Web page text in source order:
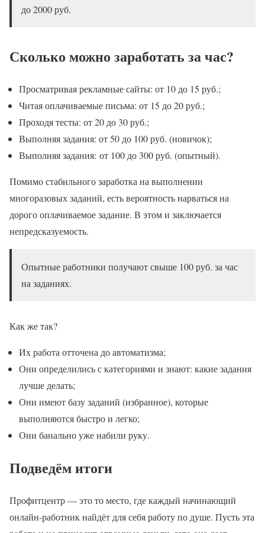
до 2000 руб.
Сколько можно заработать за час?
Просматривая рекламные сайты: от 10 до 15 руб.;
Читая оплачиваемые письма: от 15 до 20 руб.;
Проходя тесты: от 20 до 30 руб.;
Выполняя задания: от 50 до 100 руб. (новичок);
Выполняя задания: от 100 до 300 руб. (опытный).
Помимо стабильного заработка на выполнении
многоразовых заданий, есть вероятность нарваться на
дорого оплачиваемое задание. В этом и заключается
непредсказуемость.
Опытные работники получают свыше 100 руб. за час
на заданиях.
Как же так?
Их работа отточена до автоматизма;
Они определились с категориями и знают: какие задания
лучше делать;
Они имеют базу заданий (избранное), которые
выполняются быстро и легко;
Они банально уже набили руку.
Подведём итоги
Профитцентр — это то место, где каждый начинающий
онлайн-работник найдёт для себя работу по душе. Пусть эта